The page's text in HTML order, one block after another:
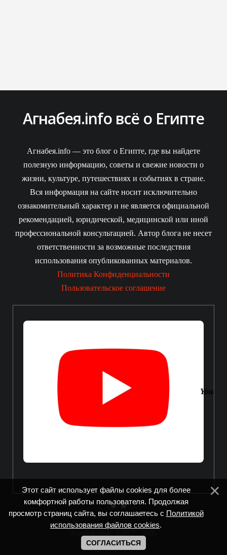
Агнабея.info всё о Египте
Агнабея.info — это блог о Египте, где вы найдете
полезную информацию, советы и свежие новости о
жизни, культуре, путешествиях и событиях в стране.
Вся информация на сайте носит исключительно
ознакомительный характер и не является официальной
рекомендацией, юридической, медицинской или иной
профессиональной консультацией. Автор блога не несет
ответственности за возможные последствия
использования опубликованных материалов.
Политика Конфиденциальности
Пользовательское соглашение
Youtube
Этот сайт использует файлы cookies для более
комфортной работы пользователя. Продолжая
просмотр страниц сайта, вы соглашаетесь с Политикой
использования файлов cookies.
СОГЛАСИТЬСЯ